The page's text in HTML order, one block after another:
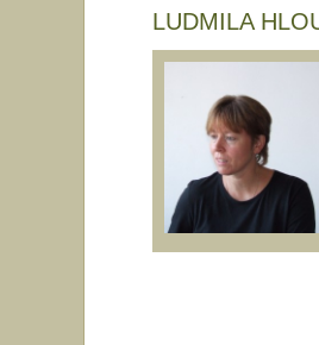
LUDMILA